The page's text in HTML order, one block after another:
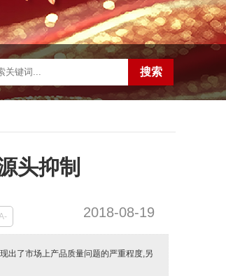
头抑制
2018-08-19
出了市场上产品质量问题的严重程度,另